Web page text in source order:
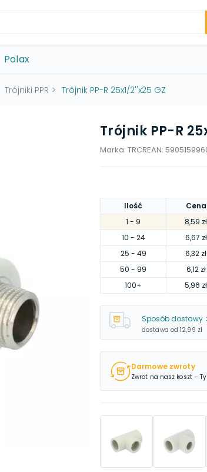
Polax
Trójniki PPR > Trójnik PP-R 25x1/2''x25 GZ
Trójnik PP-R
Marka: TRCREAN:
Ilość Cena
1 - 9 8,59 zł
10 - 24 6,67 zł
25 - 49 6,32 zł
50 - 99 6,12 zł
100+ 5,96 zł
Sposób dostawy
dostawa od 12,99 zł
Darmowe zwroty
Zwrot na nasz koszt –